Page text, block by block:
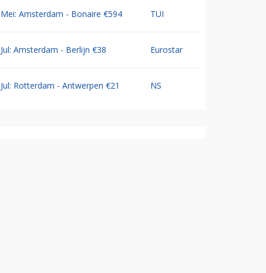
Mei: Amsterdam - Bonaire €594 TUI
Jul: Amsterdam - Berlijn €38 Eurostar
Jul: Rotterdam - Antwerpen €21 NS